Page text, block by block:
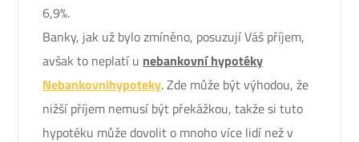
6,9%.
Banky, jak už bylo zmíněno, posuzují Váš příjem,
avšak to neplatí u nebankovní hypotéky
Nebankovnihypoteky. Zde může být výhodou, že
nižší příjem nemusí být překážkou, takže si tuto
hypotéku může dovolit o mnoho více lidí než v